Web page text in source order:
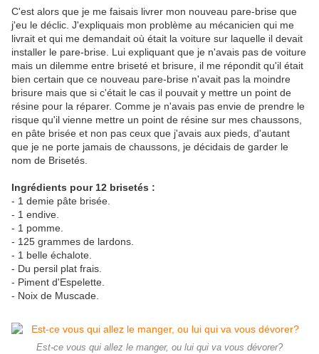
C'est alors que je me faisais livrer mon nouveau pare-brise que
j'eu le déclic. J'expliquais mon problème au mécanicien qui me
livrait et qui me demandait où était la voiture sur laquelle il devait
installer le pare-brise. Lui expliquant que je n'avais pas de voiture
mais un dilemme entre briseté et brisure, il me répondit qu'il était
bien certain que ce nouveau pare-brise n'avait pas la moindre
brisure mais que si c'était le cas il pouvait y mettre un point de
résine pour la réparer. Comme je n'avais pas envie de prendre le
risque qu'il vienne mettre un point de résine sur mes chaussons,
en pâte brisée et non pas ceux que j'avais aux pieds, d'autant
que je ne porte jamais de chaussons, je décidais de garder le
nom de Brisetés.
Ingrédients pour 12 brisetés :
- 1 demie pâte brisée.
- 1 endive.
- 1 pomme.
- 125 grammes de lardons.
- 1 belle échalote.
- Du persil plat frais.
- Piment d'Espelette.
- Noix de Muscade.
Est-ce vous qui allez le manger, ou lui qui va vous dévorer?